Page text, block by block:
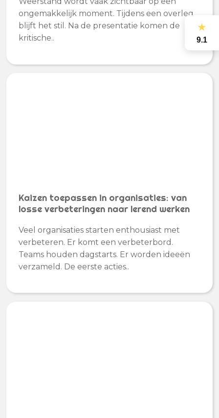
ongemakkelijk moment. Tijdens een overleg
blijft het stil. Na de presentatie komen de
kritische..
Kaizen toepassen in organisaties: van
losse verbeteringen naar lerend werken
Veel organisaties starten enthousiast met
verbeteren. Er komt een verbeterbord.
Teams houden dagstarts. Er worden ideeën
verzameld. De eerste acties..
★
9.1